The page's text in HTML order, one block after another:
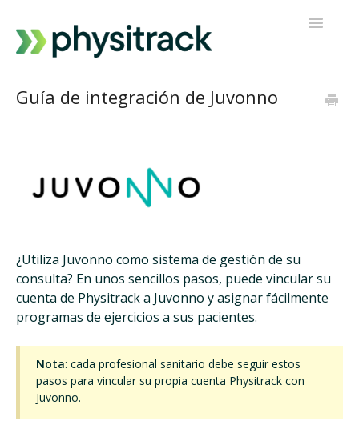
Alternar
Guía de integración de Juvonno
¿Utiliza Juvonno como sistema de gestión de su
consulta? En unos sencillos pasos, puede vincular su
cuenta de Physitrack a Juvonno y asignar fácilmente
programas de ejercicios a sus pacientes.
Nota: cada profesional sanitario debe seguir estos
pasos para vincular su propia cuenta Physitrack con
Juvonno.